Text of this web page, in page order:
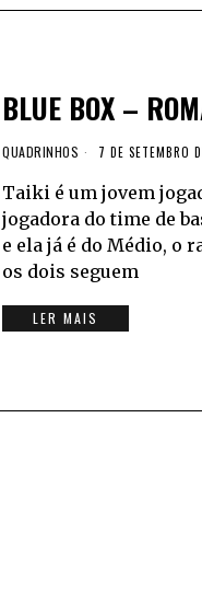
BLUE BOX –
QUADRINHOS 7 DE SETEMBRO
Taiki é um jovem
jogadora do time de
e ela já é do Médio, o
os dois seguem
LER MAIS